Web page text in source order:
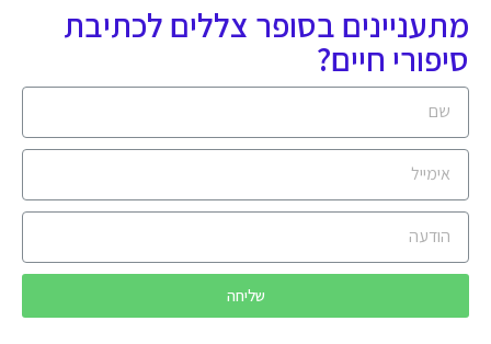
מתעניינים בסופר צללים לכתיבת
סיפורי חיים?
שליחה